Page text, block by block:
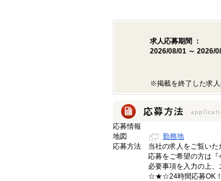
求人応募期間 ：
2026/08/01 ～ 2026/
※掲載を終了した求人
応募情報
地図
勤務地
応募方法
当社の求人をご覧いた
応募をご希望の方は
必要事項を入力の上、
☆★☆24時間応募